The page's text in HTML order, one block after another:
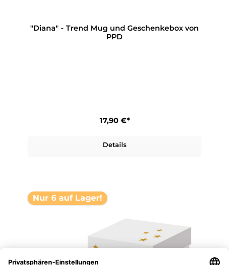
"Diana" - Trend Mug und Geschenkebox von
PPD
17,90 €*
Details
Nur 6 auf Lager!